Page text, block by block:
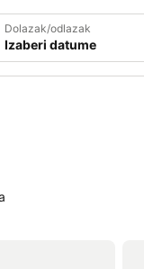
Dolazak/odlazak
Izaberi datume